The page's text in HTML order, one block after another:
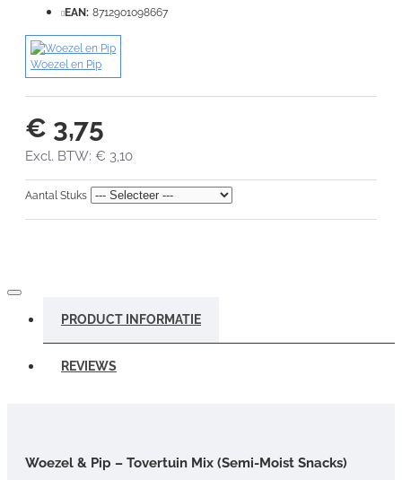
€ 3,75
Excl. BTW: € 3,10
EAN: 8712901098667
Woezel en Pip
Aantal Stuks
PRODUCT INFORMATIE
REVIEWS
Woezel & Pip – Tovertuin Mix (Semi-Moist Snacks)